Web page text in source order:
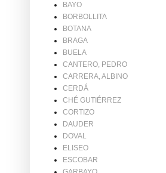
BAYO
BORBOLLITA
BOTANA
BRAGA
BUELA
CANTERO, PEDRO
CARRERA, ALBINO
CERDÁ
CHÉ GUTIÉRREZ
CORTIZO
DAUDER
DOVAL
ELISEO
ESCOBAR